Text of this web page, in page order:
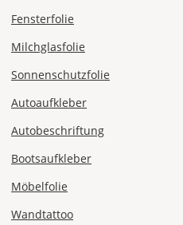
Fensterfolie
Milchglasfolie
Sonnenschutzfolie
Autoaufkleber
Autobeschriftung
Bootsaufkleber
Möbelfolie
Wandtattoo